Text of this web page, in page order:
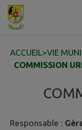
Contenu
ACCUEIL>VIE
COMMISSION
Responsable :